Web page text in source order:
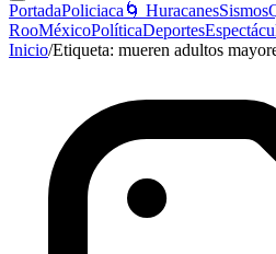
PortadaPoliciaca 🌀 HuracanesSismos
RooMéxicoPolíticaDeportes
Inicio/Etiqueta: mueren adultos